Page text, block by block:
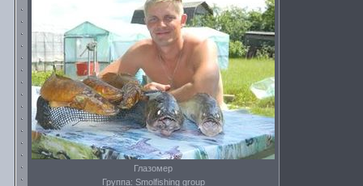
Глазомер
Группа: Smolfishing group